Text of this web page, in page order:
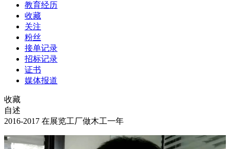
教育经历
收藏
关注
粉丝
接单记录
招标记录
证书
媒体报道
收藏
自述
2016-2017 在展览工厂做木工一年